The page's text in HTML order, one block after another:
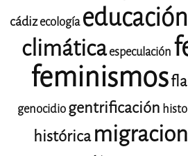
cádizecología educación
climáticaespeculación
feminismos
genocidiogentrificación
histórica